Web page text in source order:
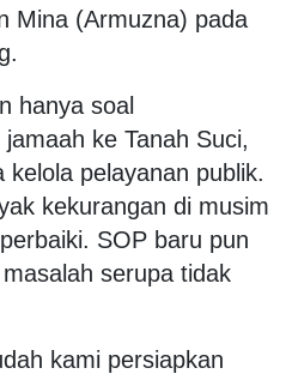
Mina (Armuzna) pada
hanya soal
ke Tanah Suci,
pelayanan publik.
kekurangan di musim
SOP baru pun
serupa tidak
kami persiapkan